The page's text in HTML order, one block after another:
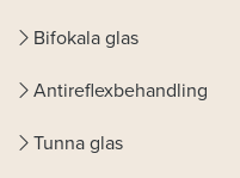
Bifokala glas
Antireflexbehandling
Tunna glas